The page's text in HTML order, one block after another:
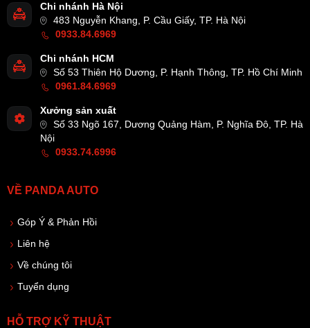
Chi nhánh Hà Nội
483 Nguyễn Khang, P. Cầu Giấy, TP. Hà Nội
0933.84.6969
Chi nhánh HCM
Số 53 Thiên Hộ Dương, P. Hạnh Thông, TP. Hồ Chí Minh
0961.84.6969
Xưởng sản xuất
Số 33 Ngõ 167, Dương Quảng Hàm, P. Nghĩa Đô, TP. Hà
Nội
0933.74.6996
VỀ PANDA AUTO
Góp Ý & Phản Hồi
Liên hệ
Về chúng tôi
Tuyển dụng
HỖ TRỢ KỸ THUẬT